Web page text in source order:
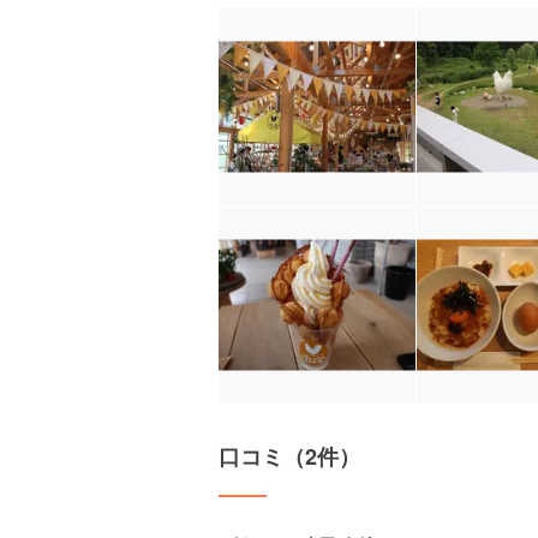
口コミ（2件）